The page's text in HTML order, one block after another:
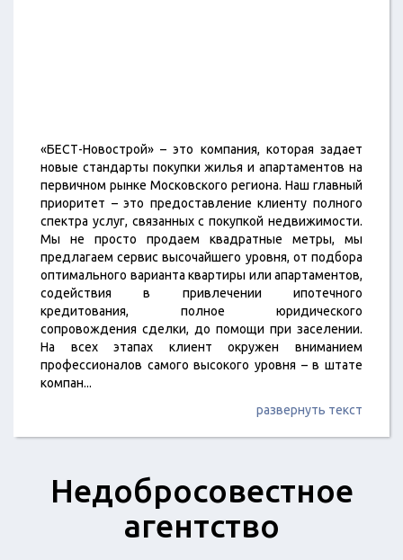
«БЕСТ-Новострой» – это компания, которая задает
новые стандарты покупки жилья и апартаментов на
первичном рынке Московского региона. Наш главный
приоритет – это предоставление клиенту полного
спектра услуг, связанных с покупкой недвижимости.
Мы не просто продаем квадратные метры, мы
предлагаем сервис высочайшего уровня, от подбора
оптимального варианта квартиры или апартаментов,
содействия в привлечении ипотечного
кредитования, полное юридического
сопровождения сделки, до помощи при заселении.
На всех этапах клиент окружен вниманием
профессионалов самого высокого уровня – в штате
компан...
развернуть текст
​Недобросовестное
агентство